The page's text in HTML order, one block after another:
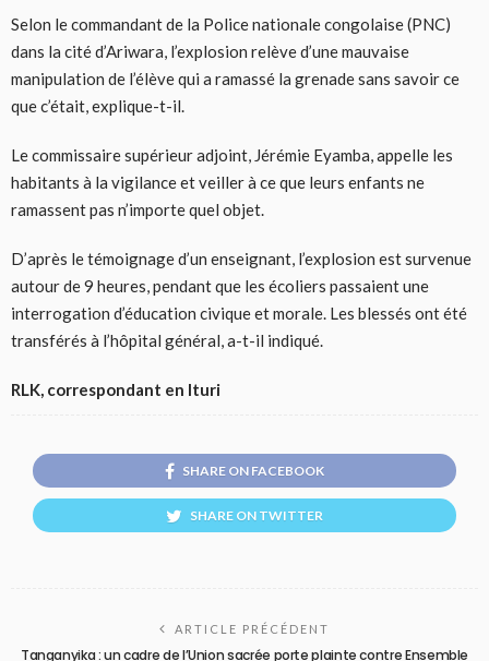
Selon le commandant de la Police nationale congolaise (PNC)
dans la cité d’Ariwara, l’explosion relève d’une mauvaise
manipulation de l’élève qui a ramassé la grenade sans savoir ce
que c’était, explique-t-il.
Le commissaire supérieur adjoint, Jérémie Eyamba, appelle les
habitants à la vigilance et veiller à ce que leurs enfants ne
ramassent pas n’importe quel objet.
D’après le témoignage d’un enseignant, l’explosion est survenue
autour de 9 heures, pendant que les écoliers passaient une
interrogation d’éducation civique et morale. Les blessés ont été
transférés à l’hôpital général, a-t-il indiqué.
RLK, correspondant en Ituri
SHARE ON FACEBOOK
SHARE ON TWITTER
ARTICLE PRÉCÉDENT
Tanganyika : un cadre de l’Union sacrée porte plainte contre Ensemble